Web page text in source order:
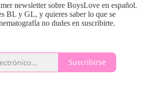
newsletter sobre BoysLove en español.
BL y GL, y quieres saber lo que se
no dudes en suscribirte.
Suscribirse